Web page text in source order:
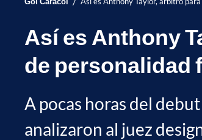
Así es Anthony
de personalidad
A pocas horas del
analizaron al juez